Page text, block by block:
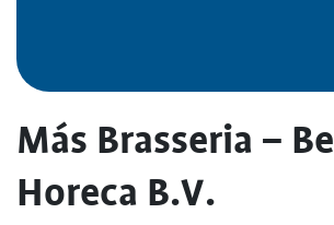
Más Brasseria –
Horeca B.V.